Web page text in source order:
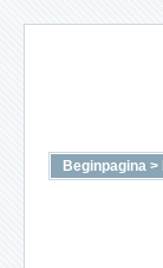
Beginpagina >